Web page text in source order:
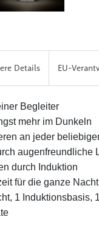
Details EU-
Begleiter
mehr im Dunkeln
an jeder
augenfreundliche
durch Induktion
für die ganze Nacht
1